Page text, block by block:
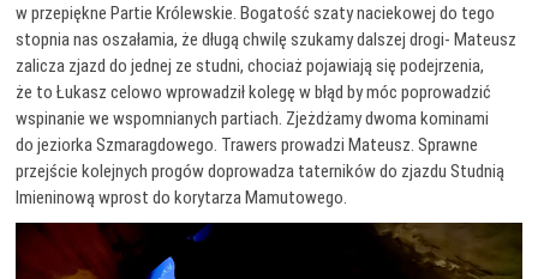
w przepiękne Partie Królewskie. Bogatość szaty naciekowej do tego
stopnia nas oszałamia, że długą chwilę szukamy dalszej drogi- Mateusz
zalicza zjazd do jednej ze studni, chociaż pojawiają się podejrzenia,
że to Łukasz celowo wprowadził kolegę w błąd by móc poprowadzić
wspinanie we wspomnianych partiach. Zjeżdżamy dwoma kominami
do jeziorka Szmaragdowego. Trawers prowadzi Mateusz. Sprawne
przejście kolejnych progów doprowadza taterników do zjazdu Studnią
Imieninową wprost do korytarza Mamutowego.